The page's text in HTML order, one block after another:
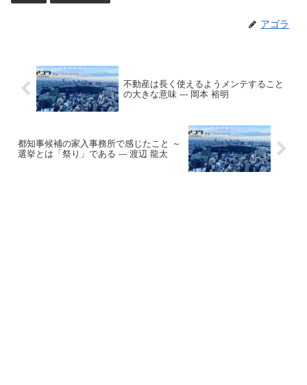
アゴラ
不動産は長く使えるようメンテすること
の大きな意味 --- 岡本 裕明
都知事候補の家入事務所で感じたこと ～
選挙とは「祭り」である --- 渡辺 龍太